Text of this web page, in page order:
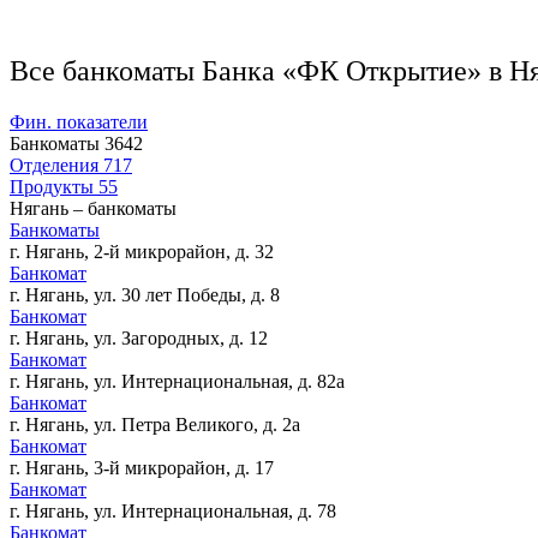
Все банкоматы Банка «ФК Открытие» в
Фин. показатели
Банкоматы 3642
Отделения 717
Продукты 55
Нягань – банкоматы
Банкоматы
г. Нягань, 2-й микрорайон, д. 32
Банкомат
г. Нягань, ул. 30 лет Победы, д. 8
Банкомат
г. Нягань, ул. Загородных, д. 12
Банкомат
г. Нягань, ул. Интернациональная, д. 82а
Банкомат
г. Нягань, ул. Петра Великого, д. 2а
Банкомат
г. Нягань, 3-й микрорайон, д. 17
Банкомат
г. Нягань, ул. Интернациональная, д. 78
Банкомат